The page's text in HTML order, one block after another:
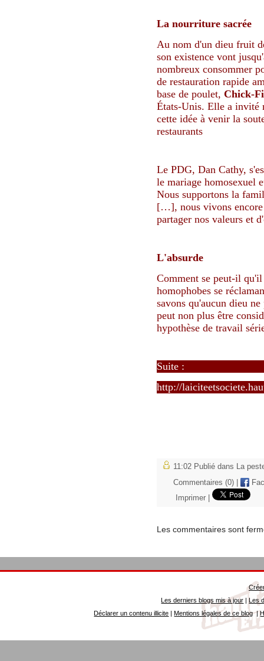
La nourriture sacrée
Au nom d'un dieu fruit
son existence vont
nombreux consommer
de restauration rapide
base de poulet, Chick-
États-Unis. Elle a invité
cette idée à venir la
restaurants
Le PDG, Dan Cathy,
le mariage homosexuel
Nous supportons la
[…], nous vivons encore
partager nos valeurs et
L'absurde
Comment se peut-il qu'il
homophobes se
savons qu'aucun dieu
peut non plus être
hypothèse de travail
Suite :
http://
11:02 Publié dans
La
Commentaires (0)
Imprimer
Les commentaires sont
Les derniers blogs mis à jour |Les
Déclarer un contenu illicite |Mentions légales de ce blog|